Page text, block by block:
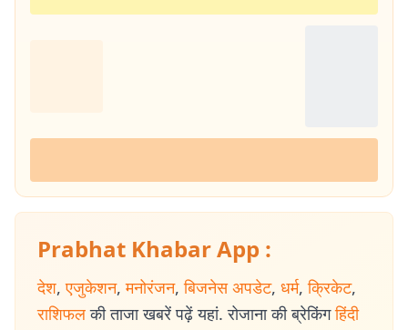
Prabhat Khabar App :
देश, एजुकेशन, मनोरंजन, बिजनेस अपडेट, धर्म, क्रिकेट,
राशिफल की ताजा खबरें पढ़ें यहां. रोजाना की ब्रेकिंग हिंदी